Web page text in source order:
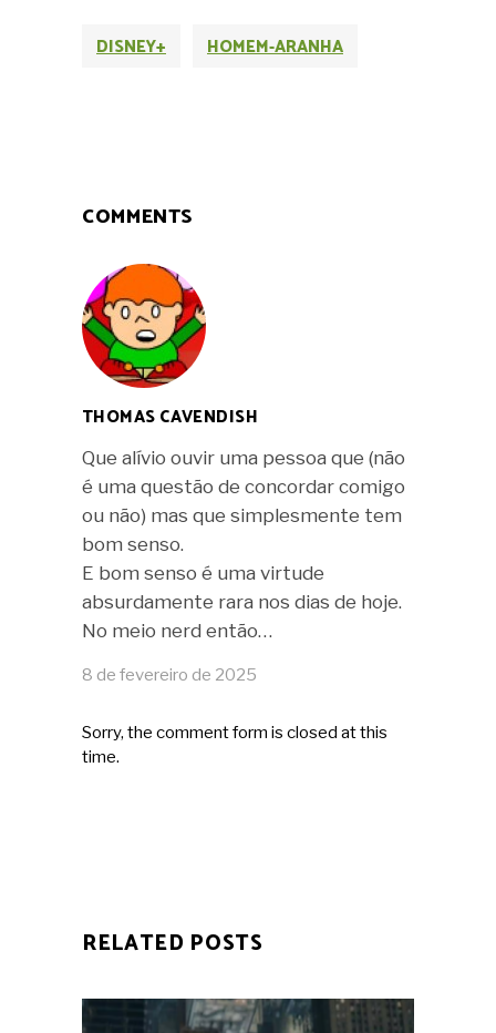
DISNEY+ HOMEM-ARANHA
COMMENTS
THOMAS CAVENDISH
Que alívio ouvir uma pessoa que (não
é uma questão de concordar comigo
ou não) mas que simplesmente tem
bom senso.
E bom senso é uma virtude
absurdamente rara nos dias de hoje.
No meio nerd então…
8 de fevereiro de 2025
Sorry, the comment form is closed at this
time.
RELATED POSTS